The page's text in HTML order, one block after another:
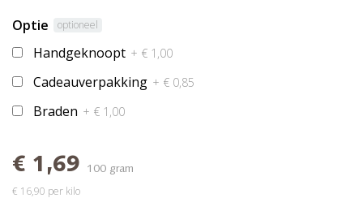
Optie optioneel
Handgeknoopt + € 1,00
Cadeauverpakking + € 0,85
Braden + € 1,00
€ 1,69 100 gram
€ 16,90 per kilo